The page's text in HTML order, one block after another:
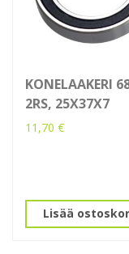
KONELAAKERI
2RS, 25X37X7
11,70 €
Lisää